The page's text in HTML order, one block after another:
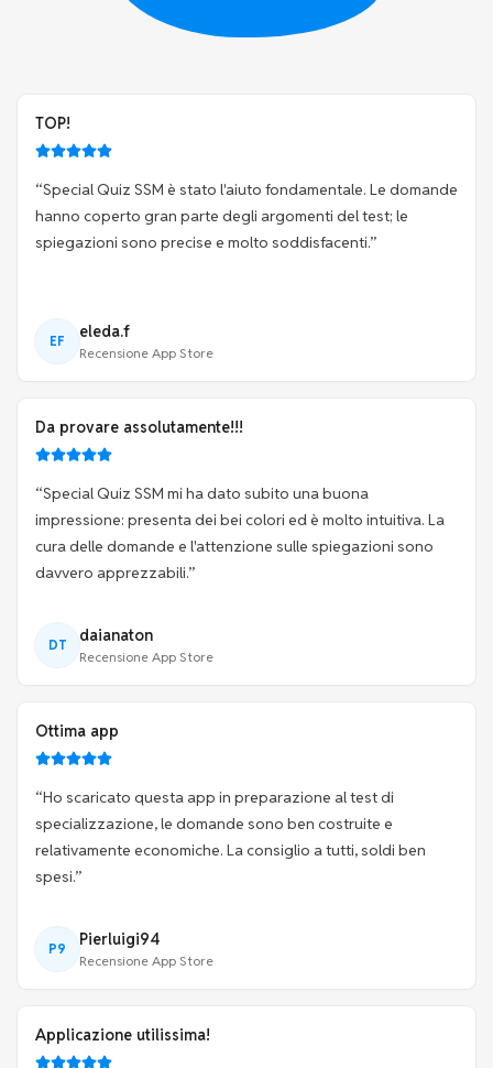
TOP!
“Special Quiz SSM è stato l'aiuto fondamentale. Le domande
hanno coperto gran parte degli argomenti del test; le
spiegazioni sono precise e molto soddisfacenti.”
EF eleda.f
Recensione App Store
Da provare assolutamente!!!
“Special Quiz SSM mi ha dato subito una buona
impressione: presenta dei bei colori ed è molto intuitiva. La
cura delle domande e l'attenzione sulle spiegazioni sono
davvero apprezzabili.”
DT daianaton
Recensione App Store
Ottima app
“Ho scaricato questa app in preparazione al test di
specializzazione, le domande sono ben costruite e
relativamente economiche. La consiglio a tutti, soldi ben
spesi.”
P9 Pierluigi94
Recensione App Store
Applicazione utilissima!